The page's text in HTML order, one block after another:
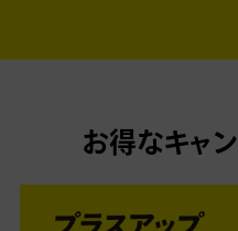
お得なキャ